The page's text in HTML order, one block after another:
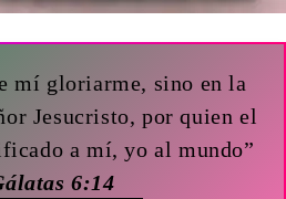
mí gloriarme, sino en la
Jesucristo, por quien el
a mí, yo al mundo”
6:14